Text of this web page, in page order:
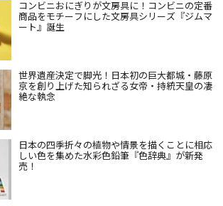
コンビニおにぎりが文房具に！コンビニの定番
商品をモチーフにした文房具シリーズ『ジムマ
ート』誕生
世界遺産決定で脚光！日本初の巨大都城・藤原
京を創り上げた知られざる女帝・持統天皇の凄
絶な執念
日本の四季折々の植物や情景を描くことに相応
しい色を集めた水彩色鉛筆『色辞典』が新発
売！